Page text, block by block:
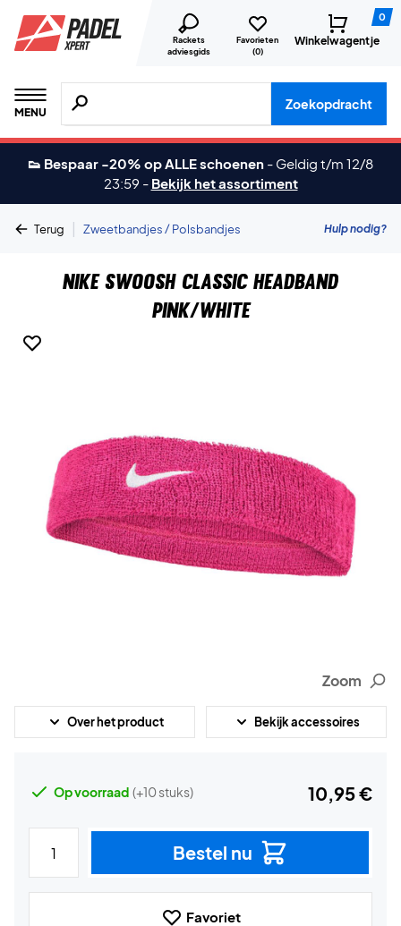
Rackets
adviesgids
Favorieten
(0)
0
Winkelwagentje
MENU
Zoeken naar producten, merken etc.
Zoekopdracht
👟 Bespaar -20% op ALLE schoenen - Geldig t/m 12/8
23:59 - Bekijk het assortiment
Terug | Zweetbandjes / Polsbandjes Hulp nodig?
Nike Swoosh Classic Headband
Pink/White
Zoom
Over het product Bekijk accessoires
Op voorraad (+10 stuks) 10,95 €
Bestel nu
Favoriet